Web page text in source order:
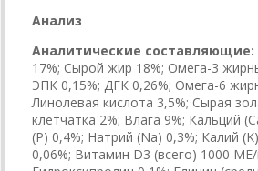
Анализ
Аналитические составляющие:
17%; Сырой жир 18%; Омега-3
ЭПК 0,15%; ДГК 0,26%; Омега-6
Линолевая кислота 3,5%; Сырая
клетчатка 2%; Влага 9%; Кальций
(P) 0,4%; Натрий (Na) 0,3%; Калий
0,06%; Витамин D3 (всего) 1000 МЕ/